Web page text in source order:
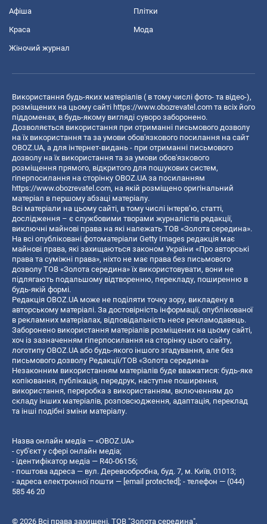
Афіша Плітки
Краса Мода
Жіночий журнал
Використання будь-яких матеріалів ( в тому числі фото- та відео-),
розміщених на цьому сайті https://www.obozrevatel.com та всіх його
піддоменах, в будь-якому вигляді суворо заборонено.
Дозволяється використання при отриманні письмового дозволу
на їх використання та за умови обов'язкового посилання на сайт
OBOZ.UA, а для інтернет-видань - при отриманні письмового
дозволу на їх використання та за умови обов'язкового
розміщення прямого, відкритого для пошукових систем,
гіперпосилання на сторінку OBOZ.UA за посиланням
https://www.obozrevatel.com, на якій розміщено оригінальний
матеріал в першому абзаці матеріалу.
Всі матеріали на цьому сайті, в тому числі інтерв’ю, статті,
дослідження – є службовими творами журналістів редакції,
виключні майнові права на які належать ТОВ «Золота середина».
На всі опубліковані фотоматеріали Getty Images редакція має
майнові права, які захищаються законом України «Про авторські
права та суміжні права», ніхто не має права без письмового
дозволу ТОВ «Золота середина» їх використовувати, вони не
підлягають подальшому відтворенню, перекладу, поширенню в
будь-якій формі.
Редакція OBOZ.UA може не поділяти точку зору, викладену в
авторському матеріалі. За достовірність інформації, опублікованої
в рекламних матеріалах, відповідальність несе рекламодавець.
Заборонено використання матеріалів розміщених на цьому сайті,
хоч із зазначенням гіперпосилання на сторінку цього сайту,
логотипу OBOZ.UA або будь-якого іншого згадування, але без
письмового дозволу Редакції/ТОВ «Золота середина»
Незаконним використанням матеріалів буде вважатися: будь-яке
копiювання, публiкацiя, передрук, наступне поширення,
використання, переробка з використанням, включенням до
складу інших матеріалів, розповсюдження, адаптація, переклад
та інші подібні зміни матеріалу.
Назва онлайн медіа — «OBOZ.UA»
- суб'єкт у сфері онлайн медіа;
- ідентифікатор медіа — R40-06156;
- поштова адреса — вул. Деревообробна, буд. 7, м. Київ, 01013;
- адреса електронної пошти — [email protected] ; - телефон — (044)
585 46 20
© 2026 Всі права захищені, ТОВ "Золота середина".